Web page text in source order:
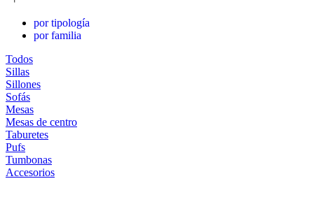
por tipología
por familia
Todos
Sillas
Sillones
Sofás
Mesas
Mesas de centro
Taburetes
Pufs
Tumbonas
Accesorios